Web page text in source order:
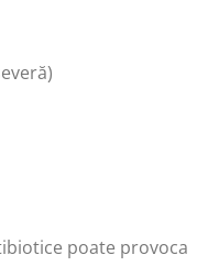
poate provoca